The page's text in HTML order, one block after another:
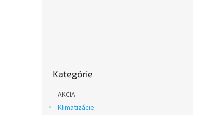
kategórie
Kategórie
AKCIA
Klimatizácie